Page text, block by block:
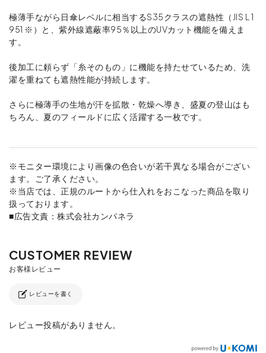
極薄手ながら日傘レベルに相当するS35クラスの遮熱性（JIS L 1
951 ※）と、紫外線遮蔽率95％以上のUVカット機能を備えま
す。
後加工に頼らず「糸そのもの」に機能を持たせているため、洗
濯を重ねても遮熱性能が持続します。
さらに極薄手の生地が汗を拡散・乾燥へ導き、盛夏の登山はも
ちろん、夏のフィールドに広く活躍する一枚です。
※モニター環境により画像の色合いが若干異なる場合がござい
ます。ご了承ください。
※当店では、正規のルートから仕入れをおこなった商品を取り
扱っております。
■広告文責：株式会社カンパネラ
レビューを書く
レビュー投稿がありません。